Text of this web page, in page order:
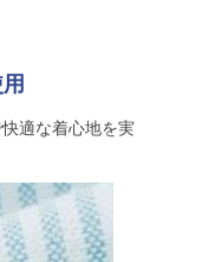
適な着心地を実